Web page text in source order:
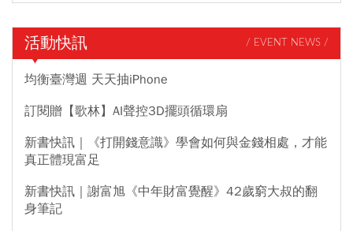
活動快訊 / EVENT NEWS /
均衡臺灣週 天天抽iPhone
訂閱贈【歌林】AI聲控3D擺頭循環扇
新書快訊｜《打開錢意識》學會如何與金錢相處，才能
真正體現富足
新書快訊｜謝富旭《中年財富覺醒》42歲窮大叔的翻
身筆記